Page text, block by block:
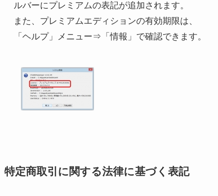
ルバーにプレミアムの表記が追加されます。
また、プレミアムエディションの有効期限は、
「ヘルプ」メニュー⇒「情報」で確認できます。
特定商取引に関する法律に基づく表記